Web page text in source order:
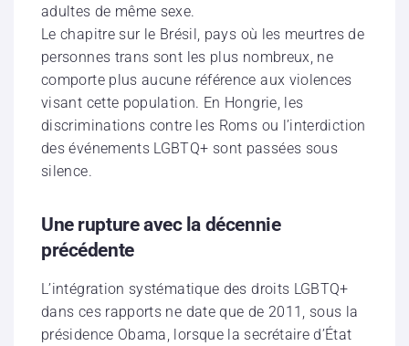
adultes de même sexe.
Le chapitre sur le Brésil, pays où les meurtres de
personnes trans sont les plus nombreux, ne
comporte plus aucune référence aux violences
visant cette population. En Hongrie, les
discriminations contre les Roms ou l’interdiction
des événements LGBTQ+ sont passées sous
silence.
Une rupture avec la décennie
précédente
L’intégration systématique des droits LGBTQ+
dans ces rapports ne date que de 2011, sous la
présidence Obama, lorsque la secrétaire d’État